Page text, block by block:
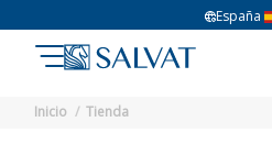
España
Inicio Tienda